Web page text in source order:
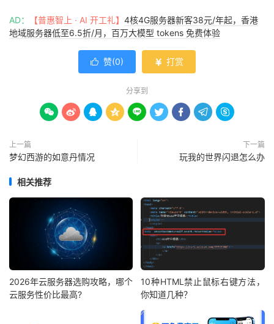
AD： 【普惠智上 · AI 开工礼】 4核4G服务器新客38元/年起，香港
地域服务器低至6.5折/月，百万大模型 tokens 免费体验
 赞(0)  打赏
分享到
        
上一篇
梦幻西游的如意丹情况
下一篇
玩我的世界闪退怎么办
相关推荐
2026年云服务器选购攻略，哪个
云服务性价比最高?
10种HTML禁止鼠标右键方法，
你知道几种？